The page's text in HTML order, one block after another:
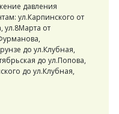
давления
ул.Карпинского от
ул.8Марта от
до ул.Клубная,
до ул.Попова,
до ул.Клубная,